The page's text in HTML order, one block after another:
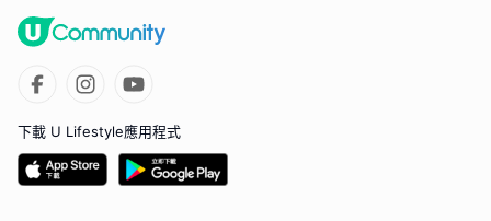
下載 U Lifestyle應用程式